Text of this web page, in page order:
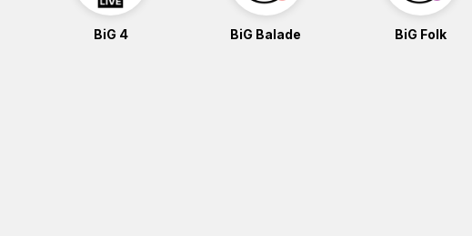
BiG 4 BiG Balade BiG Folk